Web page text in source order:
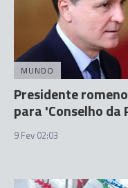
MUNDO
Presidente
para 'Conselho da
9 Fev 02:03